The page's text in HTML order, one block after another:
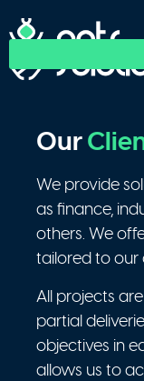
Our
We provide
as finance,
others. We
tailored to our
All projects
partial
objectives in
allows us to